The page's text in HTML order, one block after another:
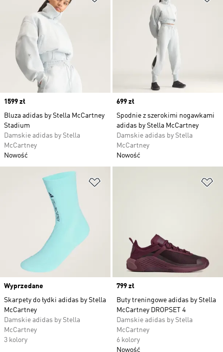
Price
1599 zł
Bluza adidas by Stella McCartney
Stadium
Damskie adidas by Stella
McCartney
Nowość
Price
699 zł
Spodnie z szerokimi nogawkami
adidas by Stella McCartney
Damskie adidas by Stella
McCartney
Nowość
Wyprzedane
Skarpety do łydki adidas by Stella
McCartney
Damskie adidas by Stella
McCartney
3 kolory
Price
799 zł
Buty treningowe adidas by Stella
McCartney DROPSET 4
Damskie adidas by Stella
McCartney
6 kolory
Nowość